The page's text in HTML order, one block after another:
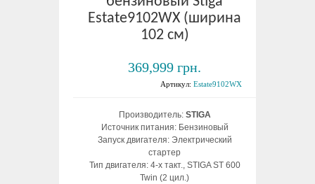
Estate9102WX (ширина
102 см)
369,999 грн.
Артикул: Estate9102WX
Производитель: STIGA
Источник питания: Бензиновый
Запуск двигателя: Электрический
стартер
Тип двигателя: 4-х такт., STIGA ST 600
Twin (2 цил.)